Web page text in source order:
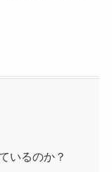
いるのか？